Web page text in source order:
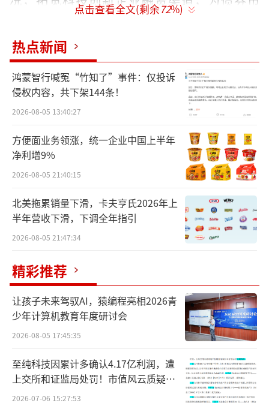
场“科技板”蓄力赋能。
浦发银行表示，该行通过承销、投资以及
发行科技创新债券等方式，助力债券市场“科
技板”建设，于5月12日簿记发行第一期科技创
新债券，期限3年，发行规模不超过150亿元，
杭州银行5月12日发布公告称，该行2025
年科技创新债券于当日发行完毕，发行规模为5
0亿元，品种为3年期固定利率债券，票面利率
为1.67%。募集资金将通过贷款、债券等多种
途径，专项支持科技创新领域业务。
“科技创新债券的推出主要为了破解科技
创新企业融资难、融资贵的问题，通过定向支
持研发投入、成果转化和产业升级，为科创企
业提供稳定的资金支持。”苏商银行特约研究
员薛洪言表示，相较于传统融资渠道，这类债
券的优势体现在政策协同性强、融资成本更
低、资金用途更聚焦也更灵活。例如，政策层
面通过手续费减免、风险分担机制等降低发债
点击查看全文(剩余72%)
热点新闻
鸿蒙智行喊冤“竹知了”事件：仅投诉
侵权内容，共下架144条！
2026-08-05 13:40:27
方便面业务领涨，统一企业中国上半年
净利增9%
2026-08-05 21:40:15
北美拖累销量下滑，卡夫亨氏2026年上
半年营收下滑，下调全年指引
2026-08-05 21:47:34
精彩推荐
让孩子未来驾驭AI，猿编程亮相2026青
少年计算机教育年度研讨会
2026-08-05 17:45:35
至纯科技因累计多确认4.17亿利润，遭
上交所和证监局处罚！市值风云质疑其
财务问题，遭巨额索赔！
2026-07-06 15:27:53